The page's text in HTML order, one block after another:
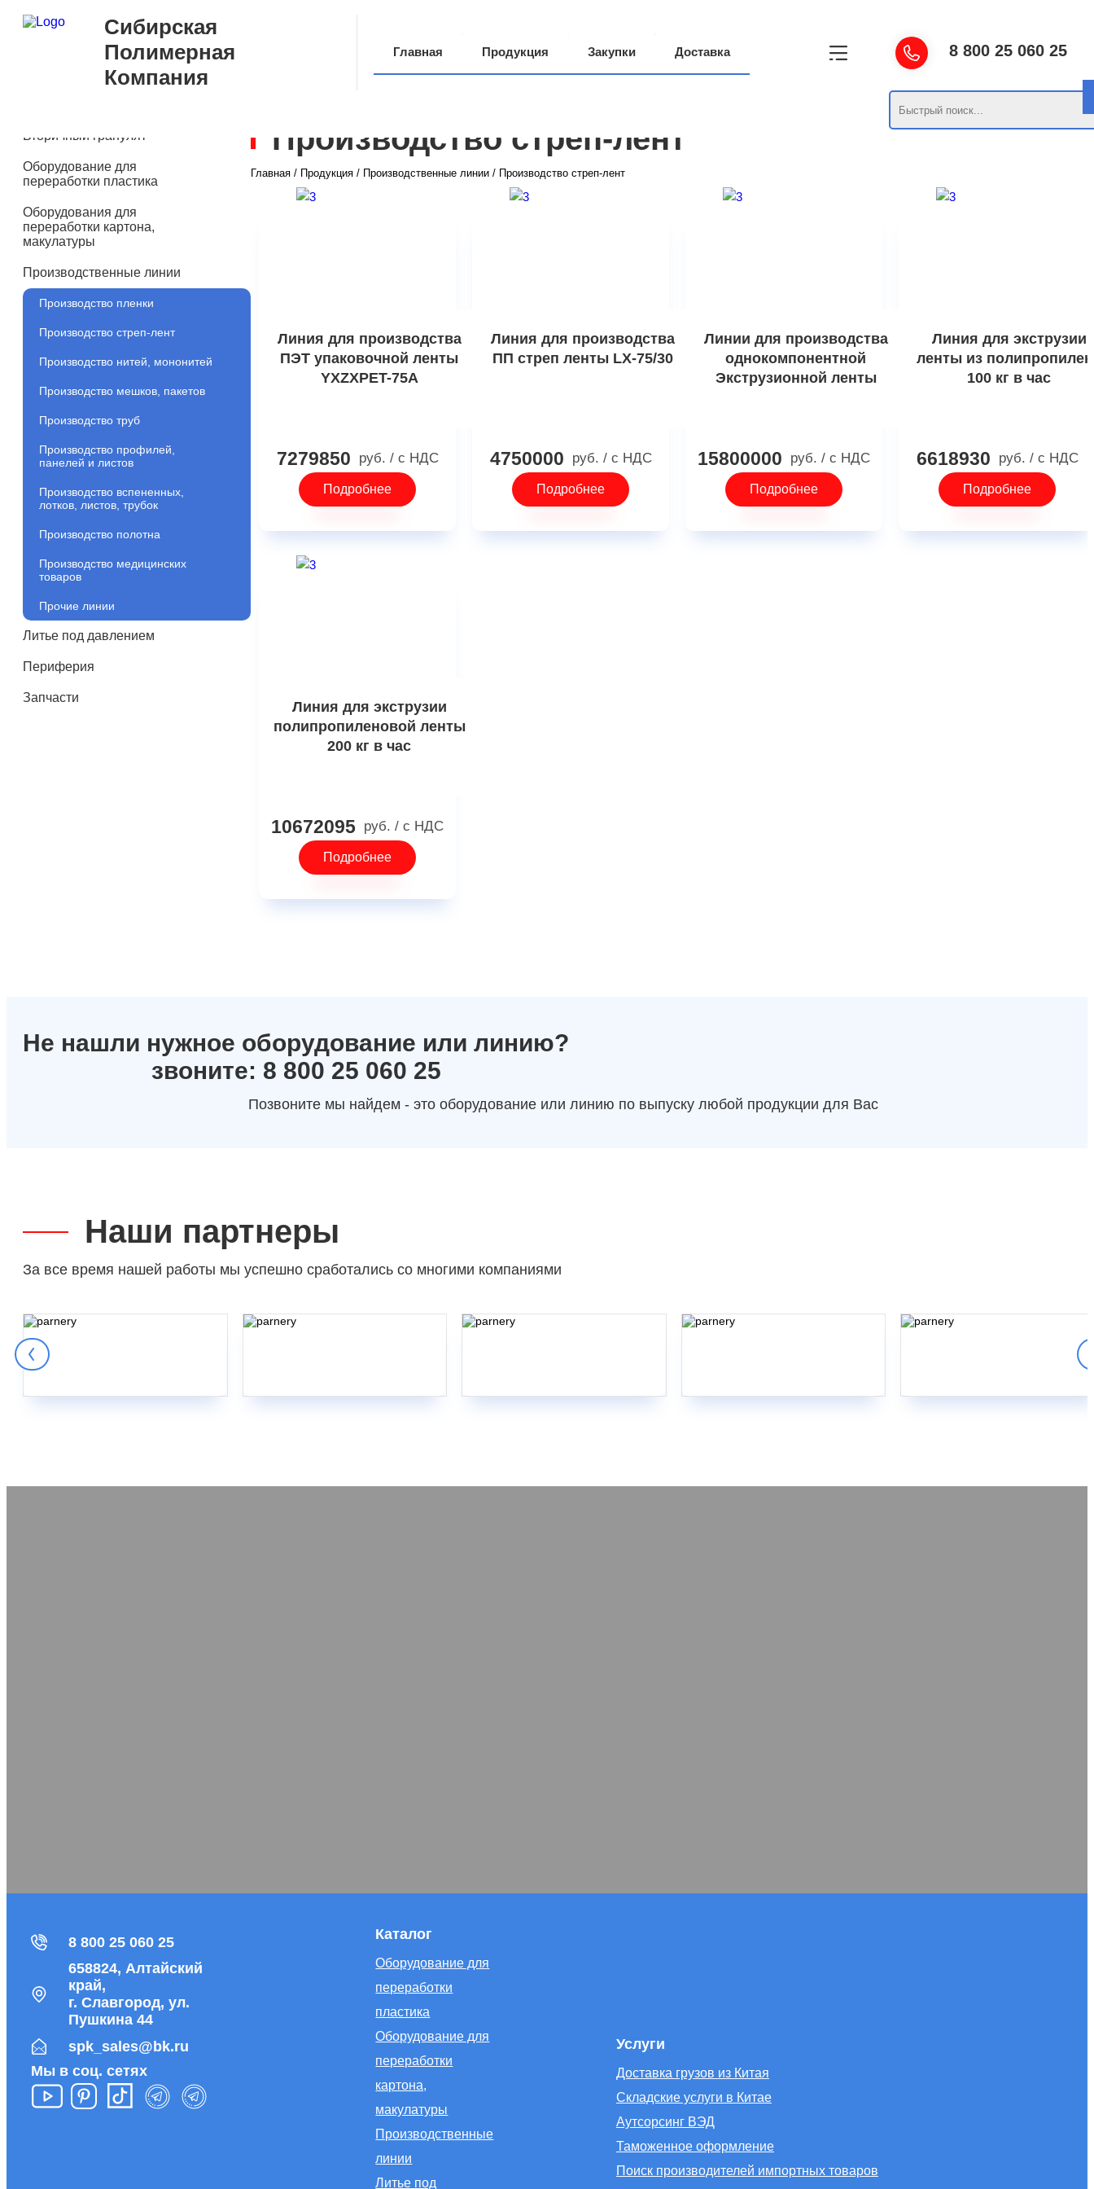
Сибирская
Полимерная
Компания
Главная Продукция Закупки Доставка 8 800 25 060 25
Вторичный гранулят
Оборудование для
переработки пластика
Оборудования для
переработки картона,
макулатуры
Производственные линии
Производство пленки
Производство стреп-лент
Производство нитей, мононитей
Производство мешков, пакетов
Производство труб
Производство профилей,
панелей и листов
Производство вспененных,
лотков, листов, трубок
Производство полотна
Производство медицинских
товаров
Прочие линии
Литье под давлением
Периферия
Запчасти
Производство стреп-лент
Главная / Продукция / Производственные линии / Производство стреп-лент
Линия для производства
ПЭТ упаковочной ленты
YXZXPET-75A
7279850 руб. / с НДС
Подробнее
Линия для производства
ПП стреп ленты LX-75/30
4750000 руб. / с НДС
Подробнее
Линии для производства
однокомпонентной
Экструзионной ленты
15800000 руб. / с НДС
Подробнее
Линия для экструзии
ленты из
100 кг в час
6618930 руб. / с НДС
Подробнее
Линия для экструзии
полипропиленовой ленты
200 кг в час
10672095 руб. / с НДС
Подробнее
Не нашли нужное оборудование или линию?
звоните: 8 800 25 060 25
Позвоните мы найдем - это оборудование или линию по выпуску любой продукции для Вас
Наши партнеры
За все время нашей работы мы успешно сработались со многими компаниями
8 800 25 060 25
658824, Алтайский
край,
г. Славгород, ул.
Пушкина 44
spk_sales@bk.ru
Мы в соц. сетях
Каталог
Оборудование для
переработки
пластика
Оборудование для
переработки
картона,
макулатуры
Производственные
линии
Литье под
Услуги
Доставка грузов из Китая
Складские услуги в Китае
Аутсорсинг ВЭД
Таможенное оформление
Поиск производителей импортных товаров